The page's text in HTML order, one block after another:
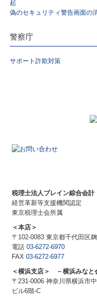
起
偽のセキュリティ警告画面の
警察庁
サポート詐欺対策
税理士法人ブレイン綜合会計
経営革新等支援機関認定
東京税理士会所属
＜本店＞
〒102-0083 東京都千代田区
電話03-6272-6970
FAX03-6272-6977
＜横浜支店＞ －横浜みなと
〒231-0006 神奈川県横浜市
ビル6階-C